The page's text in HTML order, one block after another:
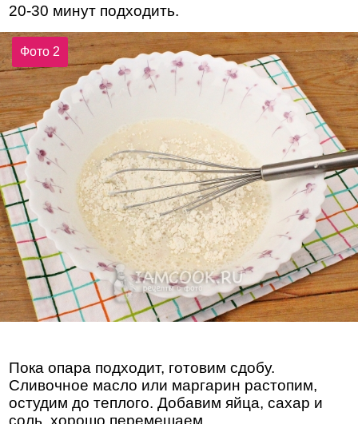
20-30 минут подходить.
Фото 2
Пока опара подходит, готовим сдобу.
Сливочное масло или маргарин растопим,
остудим до теплого. Добавим яйца, сахар и